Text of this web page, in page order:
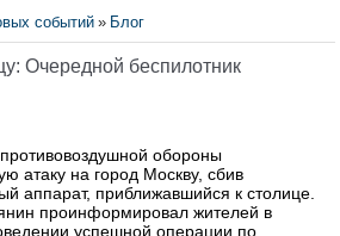
событий » Блог
Очередной беспилотник
обороны
атаку на город Москву, сбив
аппарат, приближавшийся к столице.
проинформировал жителей в
успешной операции по